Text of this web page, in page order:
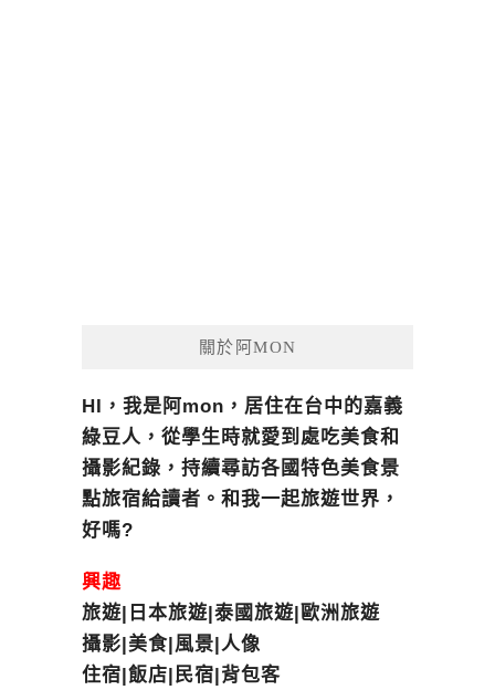
關於阿MON
HI，我是阿mon，居住在台中的嘉義
綠豆人，從學生時就愛到處吃美食和
攝影紀錄，持續尋訪各國特色美食景
點旅宿給讀者。和我一起旅遊世界，
好嗎?
興趣
旅遊|日本旅遊|泰國旅遊|歐洲旅遊
攝影|美食|風景|人像
住宿|飯店|民宿|背包客